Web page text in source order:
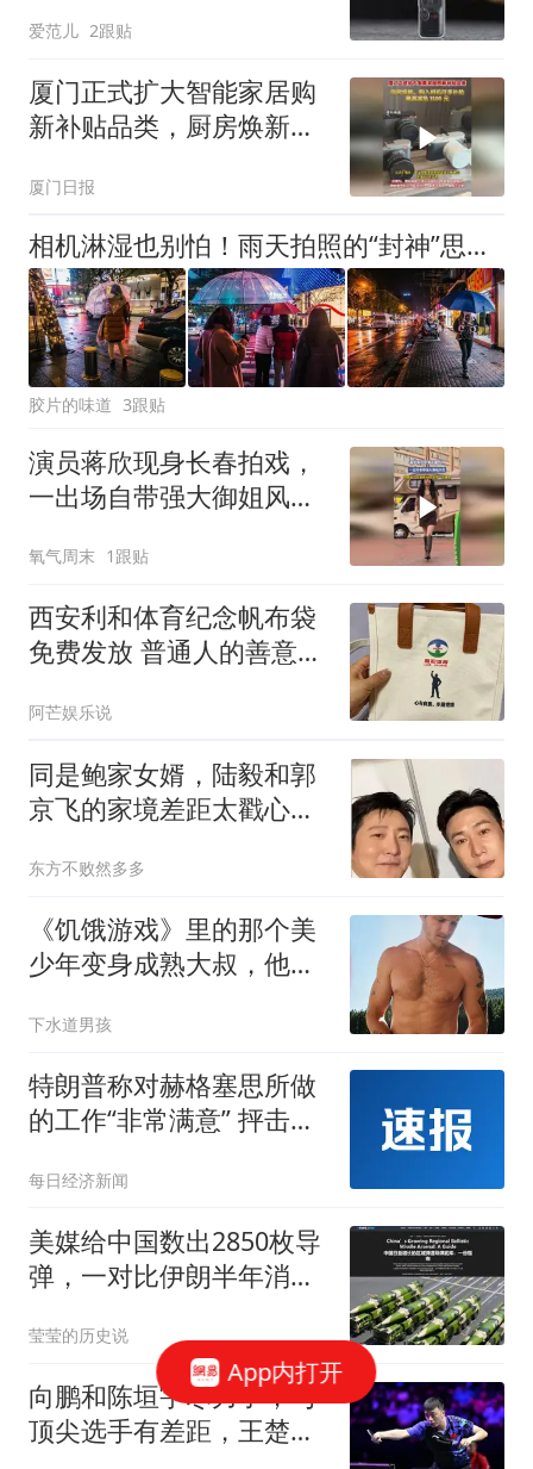
爱范儿 2跟贴
厦门正式扩大智能家居购
新补贴品类，厨房焕新、
减免1500 元
厦门日报
相机淋湿也别怕！雨天拍照的“封神”思路，第3个绝了
胶片的味道 3跟贴
演员蒋欣现身长春拍戏，
一出场自带强大御姐风
机，没带一点美颜
氧气周末 1跟贴
西安利和体育纪念帆布袋
免费发放 普通人的善意接
阿芒娱乐说
同是鲍家女婿，陆毅和郭
京飞的家境差距太戳心：
人之子
东方不败然多多
《饥饿游戏》里的那个美
少年变身成熟大叔，他每
下水道男孩
特朗普称对赫格塞思所做
的工作“非常满意” 抨击
闻是叛国
每日经济新闻
美媒给中国数出2850枚导
弹，一对比伊朗半年消耗
莹莹的历史说
向鹏和陈垣宇尽力了，与
顶尖选手有差距，王楚钦
App内打开